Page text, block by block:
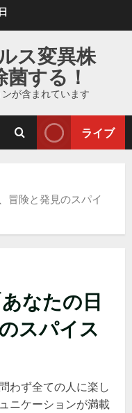
ス変異株
菌する！
が含まれています
ライブ
冒険と発見のスパイ
なたの日
スパイス
わず全ての人に楽し
ニケーションが満載